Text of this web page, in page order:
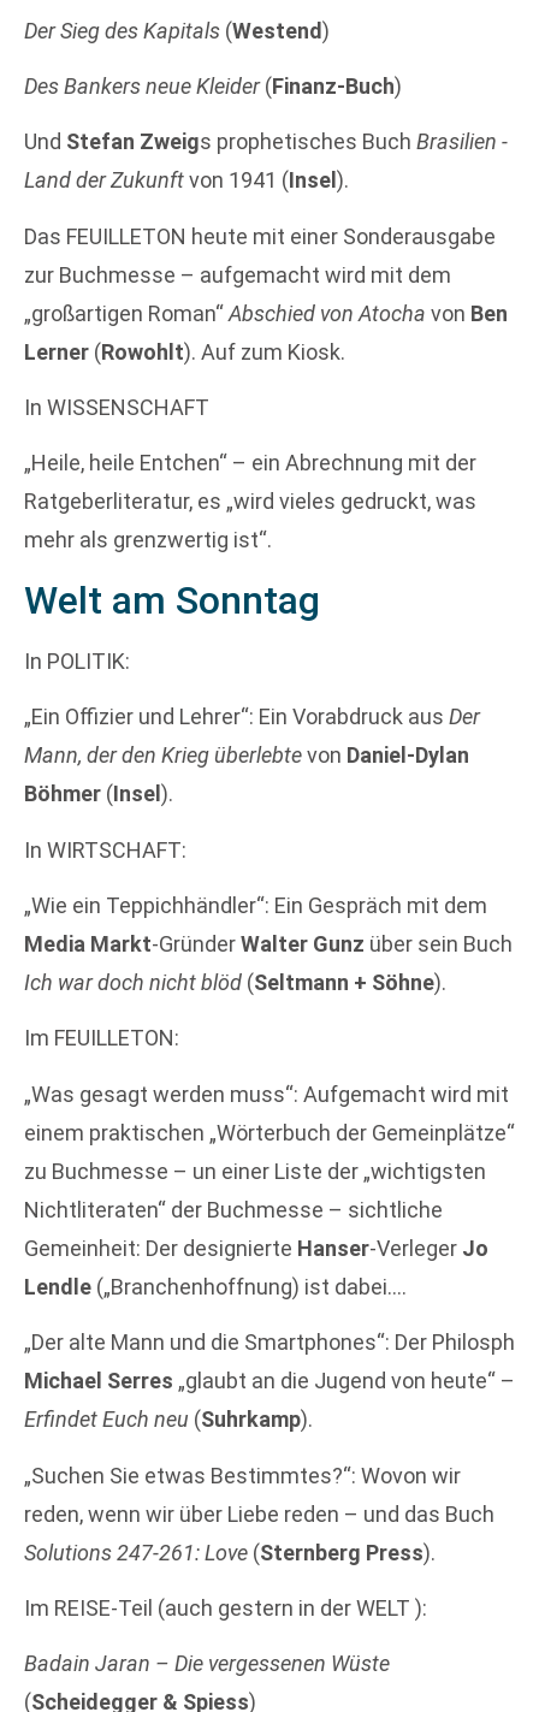
Der Sieg des Kapitals (Westend)
Des Bankers neue Kleider(Finanz-Buch)
Und Stefan Zweigs prophetisches Buch Brasilien -
Land der Zukunftvon 1941 (Insel ).
Das FEUILLETON heute mit einer Sonderausgabe
zur Buchmesse – aufgemacht wird mit dem
„großartigen Roman“Abschied von Atocha von Ben
Lerner (Rowohlt). Auf zum Kiosk.
In WISSENSCHAFT
„Heile, heile Entchen“ – ein Abrechnung mit der
Ratgeberliteratur, es „wird vieles gedruckt, was
mehr als grenzwertig ist“.
Welt am Sonntag
In POLITIK:
„Ein Offizier und Lehrer“: Ein Vorabdruck aus Der
Mann, der den Krieg überlebtevon Daniel-Dylan
Böhmer (Insel ).
In WIRTSCHAFT:
„Wie ein Teppichhändler“: Ein Gespräch mit dem
Media Markt-GründerWalter Gunz über sein Buch
Ich war doch nicht blöd (Seltmann + Söhne).
Im FEUILLETON:
„Was gesagt werden muss“: Aufgemacht wird mit
einem praktischen „Wörterbuch der Gemeinplätze“
zu Buchmesse – un einer Liste der „wichtigsten
Nichtliteraten“ der Buchmesse – sichtliche
Gemeinheit: Der designierte Hanser-Verleger Jo
Lendle („Branchenhoffnung) ist dabei….
„Der alte Mann und die Smartphones“: Der Philosph
Michael Serres „glaubt an die Jugend von heute“ –
Erfindet Euch neu (Suhrkamp).
„Suchen Sie etwas Bestimmtes?“: Wovon wir
reden, wenn wir über Liebe reden – und das Buch
Solutions 247-261: Love (Sternberg Press).
Im REISE-Teil (auch gestern in der WELT ):
Badain Jaran – Die vergessenen Wüste
(Scheidegger & Spiess)